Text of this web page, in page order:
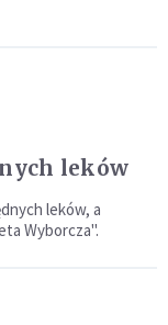
leków
leków, a
Wyborcza".